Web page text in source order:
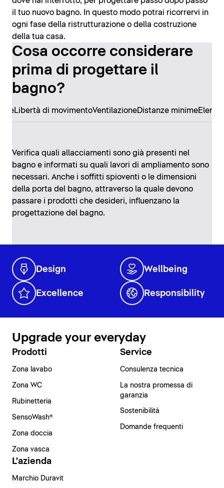
il tuo nuovo bagno. In questo modo potrai ricorrervi in
ogni fase della ristrutturazione o della costruzione
della tua casa.
Cosa occorre considerare
prima di progettare il
bagno?
Libertà di movimentoVentilazioneDistanze minime
Verifica quali allacciamenti sono già presenti nel
bagno e informati su quali lavori di ampliamento sono
necessari. Anche i soffitti spioventi o le dimensioni
della porta del bagno, attraverso la quale devono
passare i prodotti che desideri, influenzano la
progettazione del bagno.
Design Wellbeing
Excellence Responsibility
Upgrade your everyday
Prodotti
Zona lavabo
Zona WC
Rubinetteria
SensoWash®
Zona doccia
Zona vasca
Service
Consulenza tecnica
La nostra promessa di
garanzia
Sostenibilità
Domande frequenti
L'azienda
Marchio Duravit